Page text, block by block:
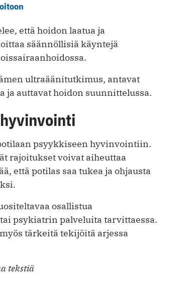
että hoidon laatua ja
säännöllisiä käyntejä
ultraäänitutkimus, antavat
ja auttavat hoidon suunnittelussa.
psyykkiseen hyvinvointiin.
rajoitukset voivat aiheuttaa
että potilas saa tukea ja ohjausta
osallistua
psykiatrin palveluita tarvittaessa.
tärkeitä tekijöitä arjessa
tekstiä